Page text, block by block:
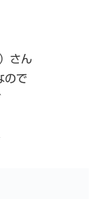
さん
ので